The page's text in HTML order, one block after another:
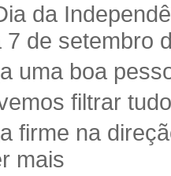
da
7 de setembro
uma boa
filtrar
firme na
mais